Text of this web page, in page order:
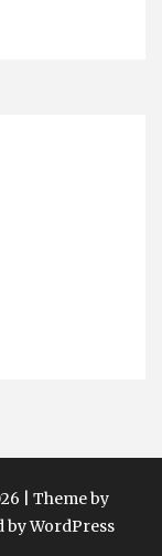
| Theme by
WordPress